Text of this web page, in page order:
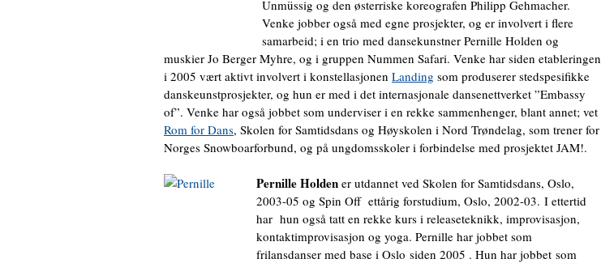
Unmüssig og den østerriske koreografen Philipp Gehmacher.
Venke jobber også med egne prosjekter, og er involvert i flere
samarbeid; i en trio med dansekunstner Pernille Holden og
muskier Jo Berger Myhre, og i gruppen Nummen Safari. Venke har siden etableringen
i 2005 vært aktivt involvert i konstellasjonen Landing som produserer stedspesifikke
danskeunstprosjekter, og hun er med i det internasjonale dansenettverket ”Embassy
of”. Venke har også jobbet som underviser i en rekke sammenhenger, blant annet; vet
Rom for Dans, Skolen for Samtidsdans og Høyskolen i Nord Trøndelag, som trener for
Norges Snowboarforbund, og på ungdomsskoler i forbindelse med prosjektet JAM!.
Pernille Holden er utdannet ved Skolen for Samtidsdans, Oslo,
2003-05 og Spin Off ettårig forstudium, Oslo, 2002-03. I ettertid
har hun også tatt en rekke kurs i releaseteknikk, improvisasjon,
kontaktimprovisasjon og yoga. Pernille har jobbet som
frilansdanser med base i Oslo siden 2005 . Hun har jobbet som